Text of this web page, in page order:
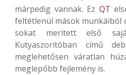
márpedig vannak. Ez QT
feltétlenül mások munkáiból
sokat merített első
Kutyaszorítóban című
meglehetősen váratlan
meglepőbb fejlemény is.